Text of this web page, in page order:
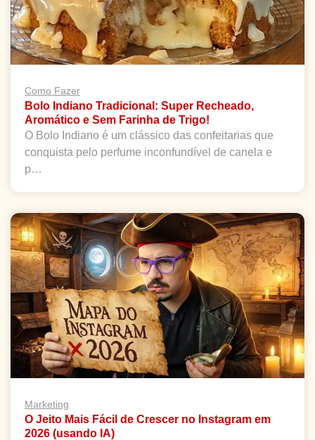
Como Fazer
Bolo Indiano Tradicional: Super Recheado,
Aromático e Sem Farinha de Trigo!
O Bolo Indiano é um clássico das confeitarias que
conquista pelo perfume inconfundível de canela e
p…
Marketing
O Jeito Mais Fácil de Crescer no Instagram em
2026 (usando IA)